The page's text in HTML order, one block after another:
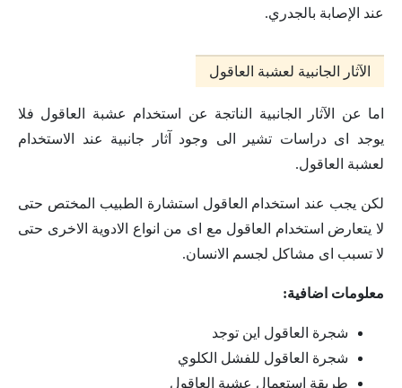
عند الإصابة بالجدري.
الآثار الجانبية لعشبة العاقول
اما عن الآثار الجانبية الناتجة عن استخدام عشبة العاقول فلا
يوجد اى دراسات تشير الى وجود آثار جانبية عند الاستخدام
لعشبة العاقول.
لكن يجب عند استخدام العاقول استشارة الطبيب المختص حتى
لا يتعارض استخدام العاقول مع اى من انواع الادوية الاخرى حتى
لا تسبب اى مشاكل لجسم الانسان.
معلومات اضافية:
شجرة العاقول اين توجد
شجرة العاقول للفشل الكلوي
طريقة استعمال عشبة العاقول